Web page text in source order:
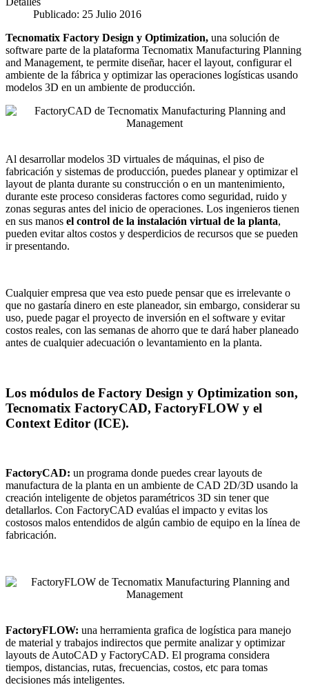
Publicado: 25 Julio 2016
Tecnomatix Factory Design y Optimization, una solución de
software parte de la plataforma Tecnomatix Manufacturing Planning
and Management, te permite diseñar, hacer el layout, configurar el
ambiente de la fábrica y optimizar las operaciones logísticas usando
modelos 3D en un ambiente de producción.
Al desarrollar modelos 3D virtuales de máquinas, el piso de
fabricación y sistemas de producción, puedes planear y optimizar el
layout de planta durante su construcción o en un mantenimiento,
durante este proceso consideras factores como seguridad, ruido y
zonas seguras antes del inicio de operaciones. Los ingenieros tienen
en sus manos el control de la instalación virtual de la planta,
pueden evitar altos costos y desperdicios de recursos que se pueden
ir presentando.
Cualquier empresa que vea esto puede pensar que es irrelevante o
que no gastaría dinero en este planeador, sin embargo, considerar su
uso, puede pagar el proyecto de inversión en el software y evitar
costos reales, con las semanas de ahorro que te dará haber planeado
antes de cualquier adecuación o levantamiento en la planta.
Los módulos de Factory Design y Optimization son,
Tecnomatix FactoryCAD, FactoryFLOW y el
Context Editor (ICE).
FactoryCAD: un programa donde puedes crear layouts de
manufactura de la planta en un ambiente de CAD 2D/3D usando la
creación inteligente de objetos paramétricos 3D sin tener que
detallarlos. Con FactoryCAD evalúas el impacto y evitas los
costosos malos entendidos de algún cambio de equipo en la línea de
fabricación.
FactoryFLOW: una herramienta grafica de logística para manejo
de material y trabajos indirectos que permite analizar y optimizar
layouts de AutoCAD y FactoryCAD. El programa considera
tiempos, distancias, rutas, frecuencias, costos, etc para tomas
decisiones más inteligentes.